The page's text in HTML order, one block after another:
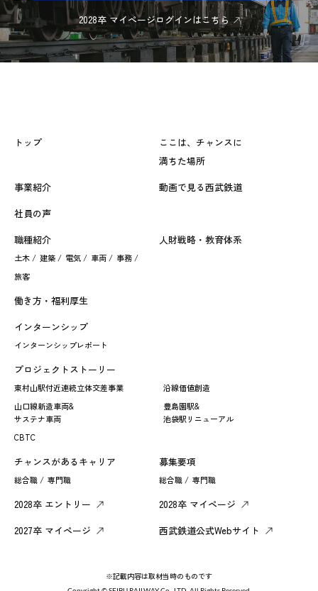
2028卒 マイページログインはこちら
トップ
ここは、チャンスに
満ちた場所
事業紹介
動画で見る西武鉄道
社員の声
職種紹介
土木 / 建築 / 電気 / 車両 / 事務 /
旅客
人財戦略・教育体系
働き方・福利厚生
インターンシップ
インターンシップレポート
プロジェクトストーリー
東村山駅付近連続立体交差事業
沿線価値創造
山口線新造車両&
サステナ車両
豊島園駅&
池袋駅リニューアル
CBTC
チャンスがあるキャリア
総合職 / 専門職
募集要項
総合職 / 専門職
2028卒 エントリー
2028卒 マイページ
2027卒 マイページ
西武鉄道公式Webサイト
※記載内容は取材当時のものです